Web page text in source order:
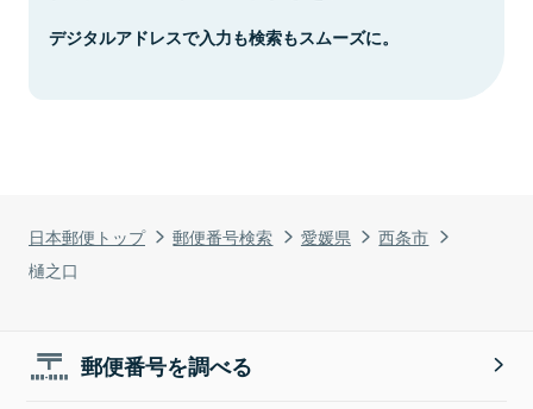
日本郵便トップ 郵便番号検索 愛媛県
西条市
樋之口
デジタルアドレスで入力も検索もスムーズに。
郵便番号を調べる